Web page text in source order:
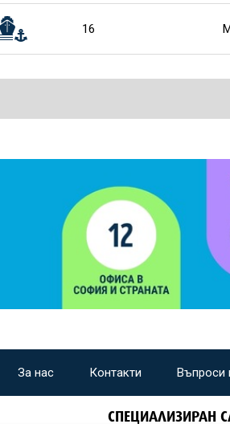
16
За нас Контакти Въпроси
СПЕЦИАЛИЗИРАН